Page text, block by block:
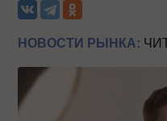
НОВОСТИ РЫНКА: